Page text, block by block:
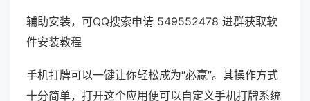
辅助安装，可QQ搜索申请 549552478 进群获取软
件安装教程
手机打牌可以一键让你轻松成为“必赢”。其操作方式
十分简单，打开这个应用便可以自定义手机打牌系统